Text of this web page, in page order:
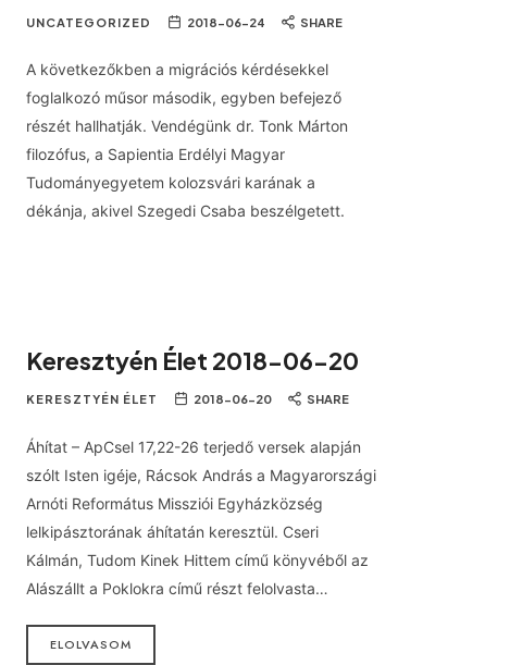
UNCATEGORIZED 2018-06-24 SHARE
A következőkben a migrációs kérdésekkel
foglalkozó műsor második, egyben befejező
részét hallhatják. Vendégünk dr. Tonk Márton
filozófus, a Sapientia Erdélyi Magyar
Tudományegyetem kolozsvári karának a
dékánja, akivel Szegedi Csaba beszélgetett.
Keresztyén Élet 2018-06-20
KERESZTYÉN ÉLET 2018-06-20 SHARE
Áhítat – ApCsel 17,22-26 terjedő versek alapján
szólt Isten igéje, Rácsok András a Magyarországi
Arnóti Református Missziói Egyházközség
lelkipásztorának áhítatán keresztül. Cseri
Kálmán, Tudom Kinek Hittem című könyvéből az
Alászállt a Poklokra című részt felolvasta…
ELOLVASOM